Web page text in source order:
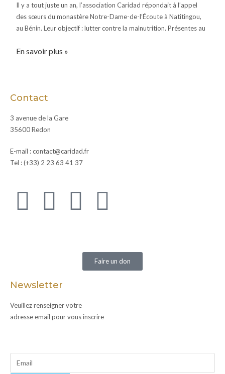
Il y a tout juste un an, l’association Caridad répondait à l’appel
des sœurs du monastère Notre-Dame-de-l’Écoute à Natitingou,
au Bénin. Leur objectif : lutter contre la malnutrition. Présentes au
En savoir plus »
Contact
3 avenue de la Gare
35600 Redon
E-mail : contact@caridad.fr
Tel : (+33) 2 23 63 41 37
Faire un don
Newsletter
Veuillez renseigner votre
adresse email pour vous inscrire